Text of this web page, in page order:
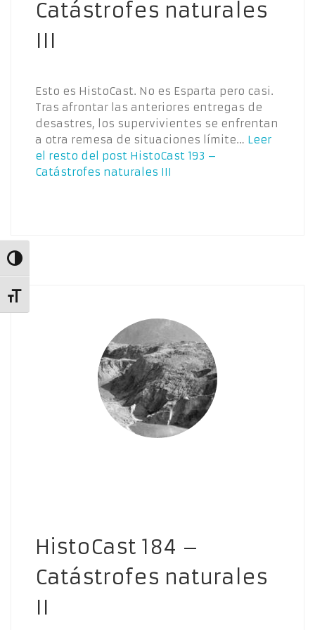
Alternar alto contraste
Alternar tamaño de letra
Catástrofes naturales
III
Esto es HistoCast. No es Esparta pero casi.
Tras afrontar las anteriores entregas de
desastres, los supervivientes se enfrentan
a otra remesa de situaciones límite… Leer
el resto del post HistoCast 193 –
Catástrofes naturales III
HistoCast 184 –
Catástrofes naturales
II